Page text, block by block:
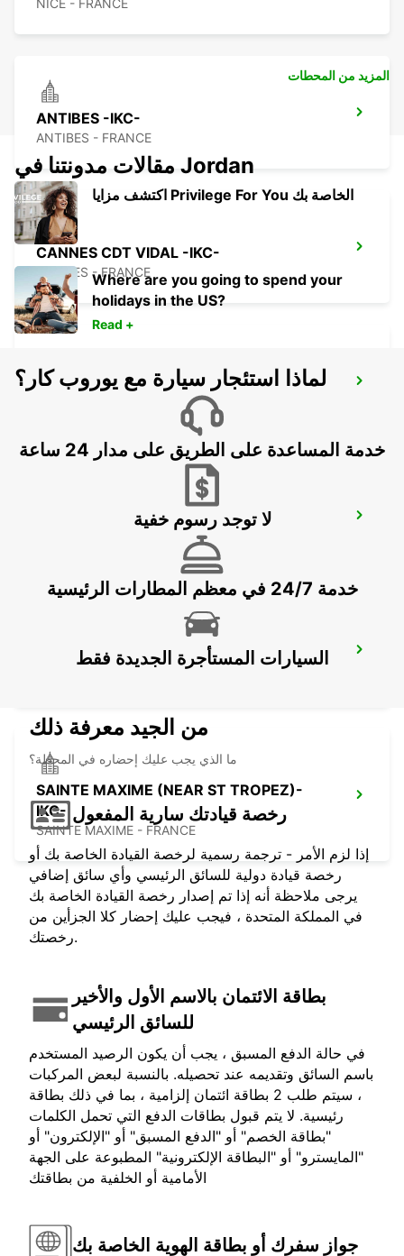
ANTIBES -IKC-
ANTIBES - FRANCE
CANNES CDT VIDAL -IKC-
CANNES - FRANCE
CANNES AIRPORT *VANS*-IKC
CANNES LA BOCCA - FRANCE
DRAGUIGNAN -IKC-
SAINTE MAXIME (NEAR ST TROPEZ)-
IKC-
SAINTE MAXIME - FRANCE
المزيد من المحطات
مقالات مدونتنا في Jordan
اكتشف مزايا Privilege For You الخاصة بك
Where are you going to spend your
holidays in the US?
Read +
لماذا استئجار سيارة مع يوروب كار؟
خدمة المساعدة على الطريق على مدار 24 ساعة
لا توجد رسوم خفية
خدمة 24/7 في معظم المطارات الرئيسية
السيارات المستأجرة الجديدة فقط
من الجيد معرفة ذلك
ما الذي يجب عليك إحضاره في المحطة؟
رخصة قيادتك سارية المفعول
إذا لزم الأمر - ترجمة رسمية لرخصة القيادة الخاصة بك أو
رخصة قيادة دولية للسائق الرئيسي وأي سائق إضافي
يرجى ملاحظة أنه إذا تم إصدار رخصة القيادة الخاصة بك
في المملكة المتحدة ، فيجب عليك إحضار كلا الجزأين من
رخصتك.
بطاقة الائتمان بالاسم الأول والأخير
للسائق الرئيسي
في حالة الدفع المسبق ، يجب أن يكون الرصيد المستخدم
باسم السائق وتقديمه عند تحصيله. بالنسبة لبعض المركبات
، سيتم طلب 2 بطاقة ائتمان إلزامية ، بما في ذلك بطاقة
رئيسية. لا يتم قبول بطاقات الدفع التي تحمل الكلمات
"بطاقة الخصم" أو "الدفع المسبق" أو "الإلكترون" أو
"المايسترو" أو "البطاقة الإلكترونية" المطبوعة على الجهة
الأمامية أو الخلفية من بطاقتك
جواز سفرك أو بطاقة الهوية الخاصة بك